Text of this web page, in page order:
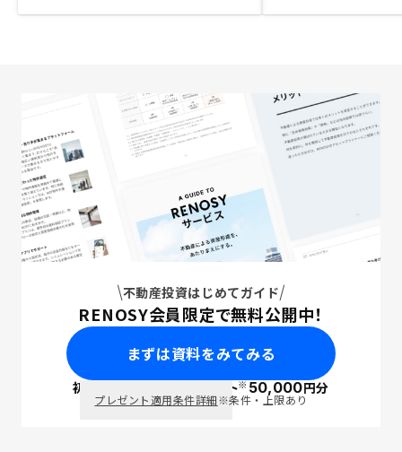
不動産投資はじめてガイド
RENOSY会員限定で無料公開中！
まずは資料をみてみる
初回面談で ポイント※50,000円分
プレゼント適用条件詳細※条件・上限あり